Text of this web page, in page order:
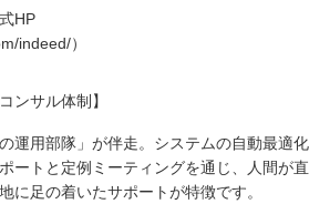
HP
indeed/）
ンサル体制】
運用部隊」が伴走。システムの自動最適化
ートと定例ミーティングを通じ、人間が直
に足の着いたサポートが特徴です。